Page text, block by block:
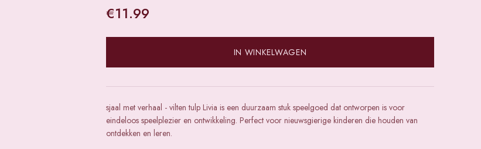
€11.99
IN WINKELWAGEN
sjaal met verhaal - vilten tulp Livia is een duurzaam stuk speelgoed dat ontworpen is voor
eindeloos speelplezier en ontwikkeling. Perfect voor nieuwsgierige kinderen die houden van
ontdekken en leren.